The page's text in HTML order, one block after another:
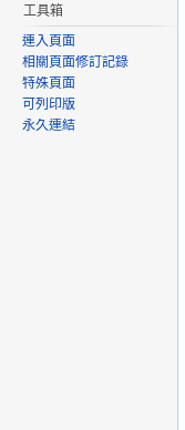
工具箱
連入頁面
相關頁面修訂記錄
特殊頁面
可列印版
永久連結